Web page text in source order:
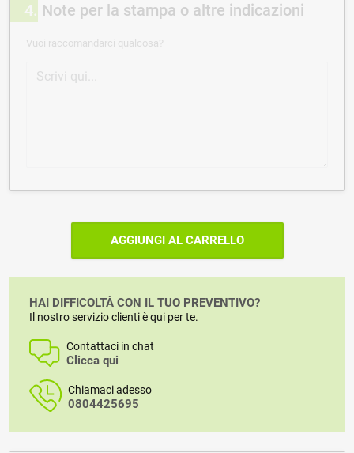
4 Note per la stampa o altre indicazioni
Vuoi raccomandarci qualcosa?
AGGIUNGI AL CARRELLO
HAI DIFFICOLTÀ CON IL TUO PREVENTIVO?
Il nostro servizio clienti è qui per te.
Contattaci in chat
Clicca qui
Chiamaci adesso
0804425695